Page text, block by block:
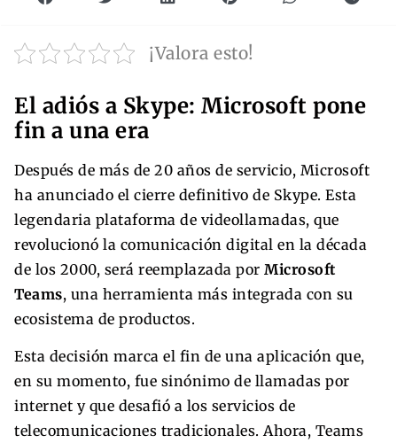
¡Valora esto!
El adiós a Skype: Microsoft pone
fin a una era
Después de más de 20 años de servicio, Microsoft
ha anunciado el cierre definitivo de Skype. Esta
legendaria plataforma de videollamadas, que
revolucionó la comunicación digital en la década
de los 2000, será reemplazada por Microsoft
Teams, una herramienta más integrada con su
ecosistema de productos.
Esta decisión marca el fin de una aplicación que,
en su momento, fue sinónimo de llamadas por
internet y que desafió a los servicios de
telecomunicaciones tradicionales. Ahora, Teams